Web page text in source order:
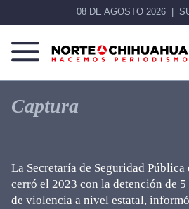
08 DE AGOSTO 2026
Norte
Chihuahua
Más
que
noticias,
Captura
La Secretaría de Seguridad Pública
cerró el 2023 con la detención de
de violencia a nivel estatal,